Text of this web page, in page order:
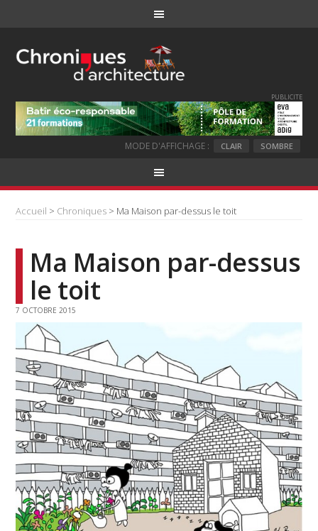
PUBLICITE
MODE D'AFFICHAGE : CLAIR SOMBRE
Accueil > Chroniques > Ma Maison par-dessus le toit
Ma Maison par-dessus
le toit
7 OCTOBRE 2015